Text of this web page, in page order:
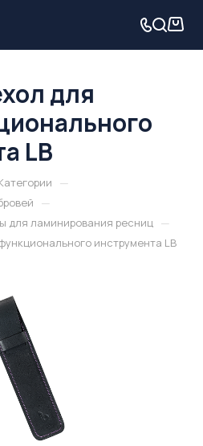
для
LB
—
—
для ламинирования ресниц —
инструмента LB